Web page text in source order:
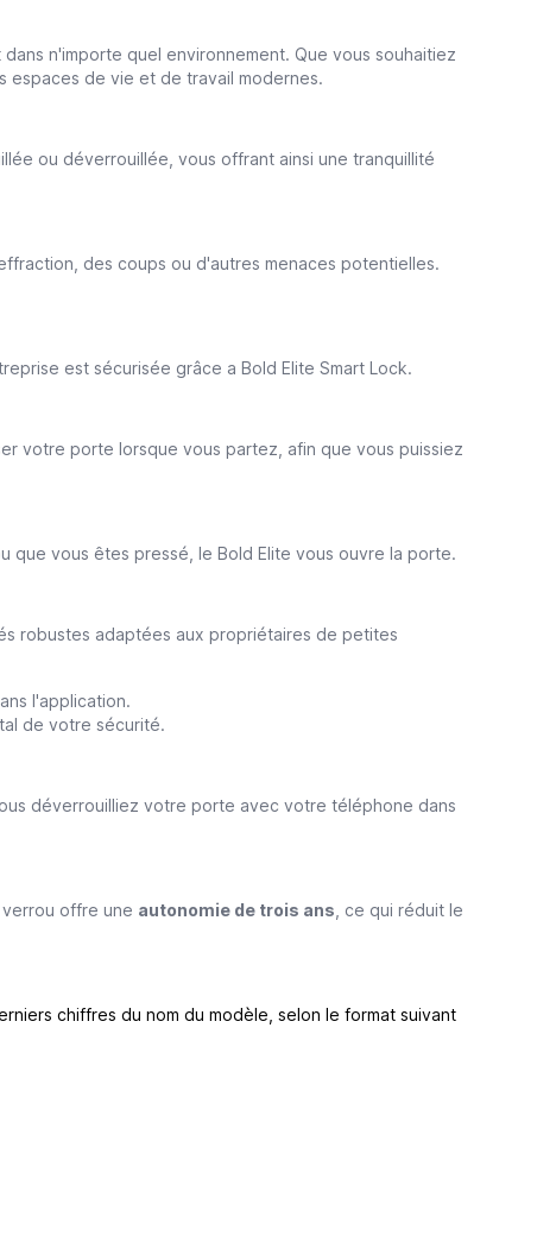
n'importe quel environnement. Que vous souhaitiez
espaces de vie et de travail modernes.
ou déverrouillée, vous offrant ainsi une tranquillité
des coups ou d'autres menaces potentielles.
est sécurisée grâce a Bold Elite Smart Lock.
votre porte lorsque vous partez, afin que vous puissiez
que vous êtes pressé, le Bold Elite vous ouvre la porte.
robustes adaptées aux propriétaires de petites
l'application.
de votre sécurité.
déverrouilliez votre porte avec votre téléphone dans
offre une autonomie de trois ans , ce qui réduit le
chiffres du nom du modèle, selon le format suivant